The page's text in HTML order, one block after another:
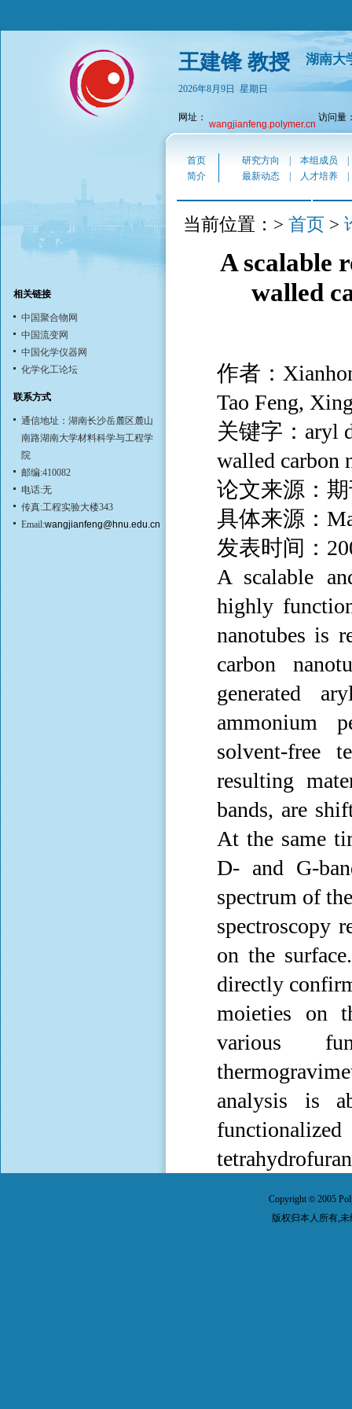
王建锋 教授 湖南大
2026年8月9日 星期日
网址： wangjianfeng.polymer.cn 访问量
相关链接
中国聚合物网
中国流变网
中国化学仪器网
化学化工论坛
联系方式
通信地址：湖南长沙岳麓区麓山
南路湖南大学材料科学与工程学
院
邮编:410082
电话:无
传真:工程实验大楼343
Email:wangjianfeng@hnu.edu.cn
首页 研究方向 本组成员
简介
最新动态 人才培养
当前位置：> 首页 >
A scalable
walled
作者：
Tao Feng,
关键字：aryl
walled carbon
论文来源：
具体来源：
发表时间：
A scalable
highly
nanotubes is
carbon
generated
ammonium
solvent‐free
resulting
bands, are
At the same
D‐ and
spectrum of
spectroscopy
on the
directly
moieties on
various
analysis is
Copyright© 2005
版权归本人所有,